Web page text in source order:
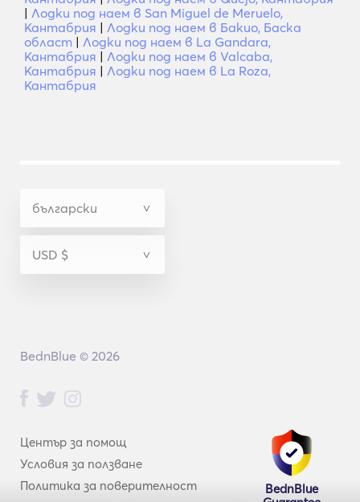
| Лодки под наем в San Miguel de Meruelo,
Кантабрия | Лодки под наем в Бакио, Баска
област | Лодки под наем в La Gandara,
Кантабрия | Лодки под наем в Valcaba,
Кантабрия | Лодки под наем в La Roza,
Кантабрия
Център за помощ
Условия за ползване
Политика за поверителност
BednBlue
BednBlue © 2026